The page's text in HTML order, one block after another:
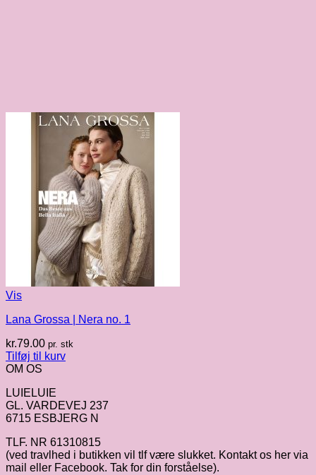
Vis
Lana Grossa | Nera no. 1
kr.79.00 pr. stk
Tilføj til kurv
OM OS
LUIELUIE
GL. VARDEVEJ 237
6715 ESBJERG N
TLF. NR 61310815
(ved travlhed i butikken vil tlf være slukket. Kontakt os her via
mail eller Facebook. Tak for din forståelse).